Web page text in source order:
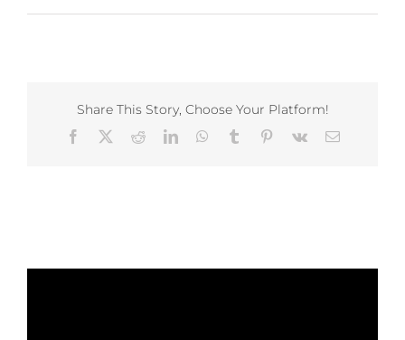
Share This Story, Choose Your Platform!
Facebook RedditLinkedInWhatsApp
Tumblr Pinterest
Vk Email